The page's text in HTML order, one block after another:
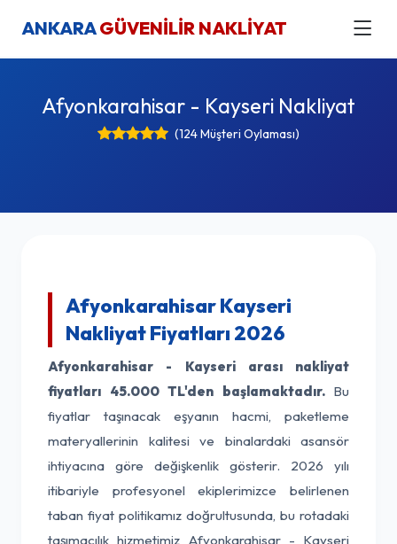
ANKARAGÜVENİLİR NAKLİYAT
Afyonkarahisar - Kayseri Nakliyat
(124 Müşteri Oylaması)
Afyonkarahisar Kayseri
Nakliyat Fiyatları 2026
Afyonkarahisar - Kayseri arası nakliyat
fiyatları 45.000 TL'den başlamaktadır.Bu
fiyatlar taşınacak eşyanın hacmi, paketleme
materyallerinin kalitesi ve binalardaki asansör
ihtiyacına göre değişkenlik gösterir. 2026 yılı
itibariyle profesyonel ekiplerimizce belirlenen
taban fiyat politikamız doğrultusunda, bu rotadaki
taşımacılık hizmetimiz Afyonkarahisar - Kayseri